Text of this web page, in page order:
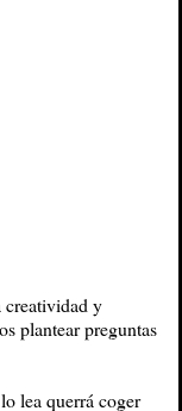
creatividad y
plantear preguntas
lea querrá coger